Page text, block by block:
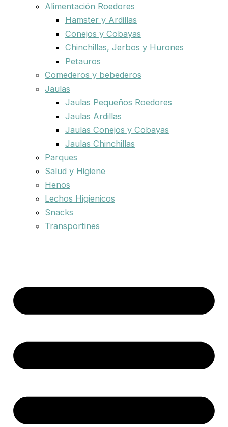
Alimentación Roedores
Hamster y Ardillas
Conejos y Cobayas
Chinchillas, Jerbos y Hurones
Petauros
Comederos y bebederos
Jaulas
Jaulas Pequeños Roedores
Jaulas Ardillas
Jaulas Conejos y Cobayas
Jaulas Chinchillas
Parques
Salud y Higiene
Henos
Lechos Higienicos
Snacks
Transportines